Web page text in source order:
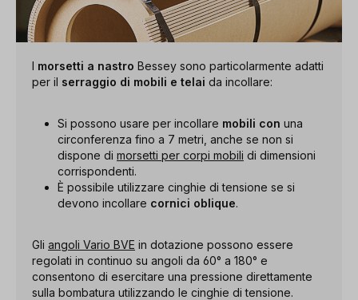
I morsetti a nastro Bessey sono particolarmente adatti
per il serraggio di mobili e telai da incollare:
Si possono usare per incollare mobili con una
circonferenza fino a 7 metri, anche se non si
dispone di morsetti per corpi mobili di dimensioni
corrispondenti.
È possibile utilizzare cinghie di tensione se si
devono incollare cornici oblique.
Gli angoli Vario BVE in dotazione possono essere
regolati in continuo su angoli da 60° a 180° e
consentono di esercitare una pressione direttamente
sulla bombatura utilizzando le cinghie di tensione.